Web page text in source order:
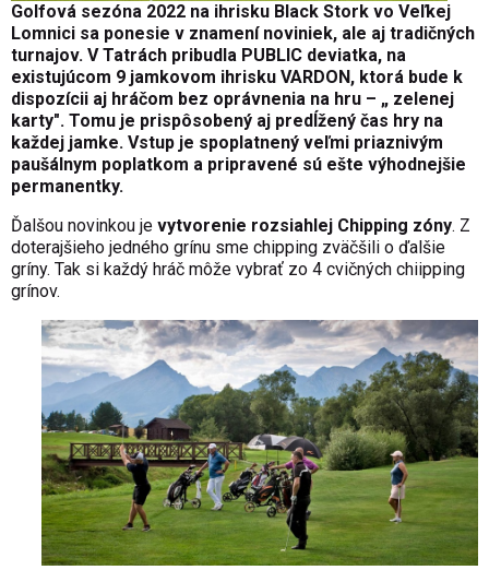
Golfová sezóna 2022 na ihrisku Black Stork vo Veľkej
Lomnici sa ponesie v znamení noviniek, ale aj tradičných
turnajov. V Tatrách pribudla PUBLIC deviatka, na
existujúcom 9 jamkovom ihrisku VARDON, ktorá bude k
dispozícii aj hráčom bez oprávnenia na hru – „ zelenej
karty". Tomu je prispôsobený aj predĺžený čas hry na
každej jamke. Vstup je spoplatnený veľmi priaznivým
paušálnym poplatkom a pripravené sú ešte výhodnejšie
permanentky.
Ďalšou novinkou je vytvorenie rozsiahlej Chipping zóny. Z
doterajšieho jedného grínu sme chipping zväčšili o ďalšie
gríny. Tak si každý hráč môže vybrať zo 4 cvičných chiipping
grínov.